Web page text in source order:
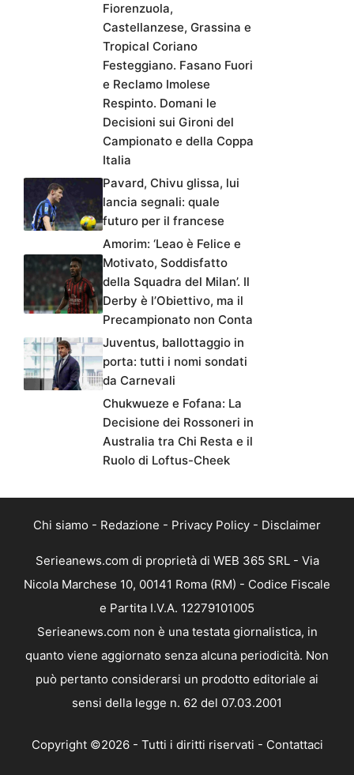
Fiorenzuola,
Castellanzese, Grassina e
Tropical Coriano
Festeggiano. Fasano Fuori
e Reclamo Imolese
Respinto. Domani le
Decisioni sui Gironi del
Campionato e della Coppa
Italia
Pavard, Chivu glissa, lui
lancia segnali: quale
futuro per il francese
Amorim: ‘Leao è Felice e
Motivato, Soddisfatto
della Squadra del Milan’. Il
Derby è l’Obiettivo, ma il
Precampionato non Conta
Juventus, ballottaggio in
porta: tutti i nomi sondati
da Carnevali
Chukwueze e Fofana: La
Decisione dei Rossoneri in
Australia tra Chi Resta e il
Ruolo di Loftus-Cheek
Chi siamo - Redazione - Privacy Policy - Disclaimer
Serieanews.com di proprietà di WEB 365 SRL - Via
Nicola Marchese 10, 00141 Roma (RM) - Codice Fiscale
e Partita I.V.A. 12279101005
Serieanews.com non è una testata giornalistica, in
quanto viene aggiornato senza alcuna periodicità. Non
può pertanto considerarsi un prodotto editoriale ai
sensi della legge n. 62 del 07.03.2001
Copyright ©2026 - Tutti i diritti riservati - Contattaci